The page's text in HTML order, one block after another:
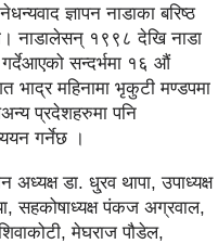
ज्ञापन नाडाका बरिष्ठ
नाडालेसन् १९९८ देखि नाडा
सन्दर्भमा १६ औं
महिनामा भृकुटी मण्डपमा
प्रदेशहरुमा पनि
गर्नेछ ।
अध्यक्ष डा. धु्रव थापा, उपाध्यक्ष
सहकोषाध्यक्ष पंकज अग्रवाल,
मेघराज पौडेल,